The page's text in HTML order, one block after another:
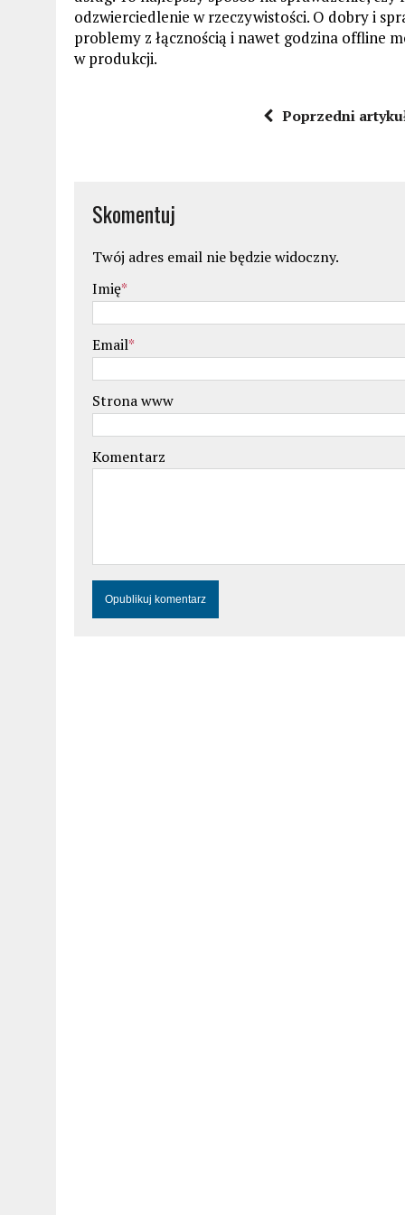
odzwierciedlenie w rzeczywistości. O dobry i
problemy z łącznością i nawet godzina offline
w produkcji.
Poprzedni
Skomentuj
Twój adres email nie będzie widoczny.
Imię*
Email*
Strona www
Komentarz